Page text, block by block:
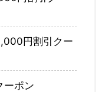
円割引クー
ーポン